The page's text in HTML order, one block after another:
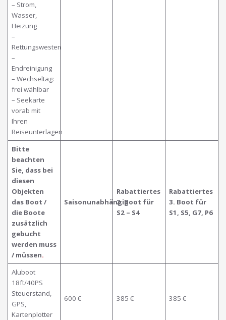
– Strom,
Wasser,
Heizung
–
Rettungswesten
–
Endreinigung
– Wechseltag:
frei wählbar
– Seekarte
vorab mit
Ihren
Reiseunterlagen
Bitte
beachten
Sie, dass bei
diesen
Objekten
das Boot /
die Boote
zusätzlich
gebucht
werden muss
/ müssen.
Saisonunabhängig
Rabattiertes
2. Boot für
S2 – S4
Rabattiertes
3. Boot für
S1, S5, G7, P6
Aluboot
18ft/40PS
Steuerstand,
GPS,
Kartenplotter
600 € 385 € 385 €